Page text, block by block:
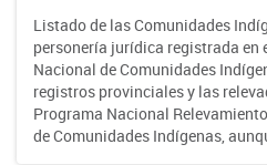
Listado de las Comunidades
personería jurídica registrada en
Nacional de Comunidades
registros provinciales y las
Programa Nacional
de Comunidades Indígenas,